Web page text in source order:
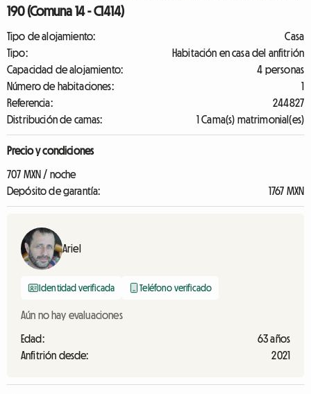
190 (Comuna 14 - C1414)
Tipo de alojamiento:
Casa
Tipo:
Habitación en casa del anfitrión
Capacidad de alojamiento:
4 personas
Número de habitaciones:
1
Referencia:
244827
Distribución de camas:
1 Cama(s) matrimonial(es)
Precio y condiciones
707 MXN / noche
Depósito de garantía:
1767 MXN
Ariel
Identidad verificada Teléfono verificado
Aún no hay evaluaciones
Edad:
63 años
Anfitrión desde:
2021